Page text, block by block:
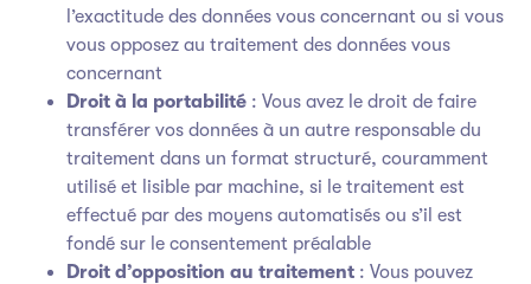
l’exactitude des données vous concernant ou si vous
vous opposez au traitement des données vous
concernant
Droit à la portabilité : Vous avez le droit de faire
transférer vos données à un autre responsable du
traitement dans un format structuré, couramment
utilisé et lisible par machine, si le traitement est
effectué par des moyens automatisés ou s’il est
fondé sur le consentement préalable
Droit d’opposition au traitement : Vous pouvez